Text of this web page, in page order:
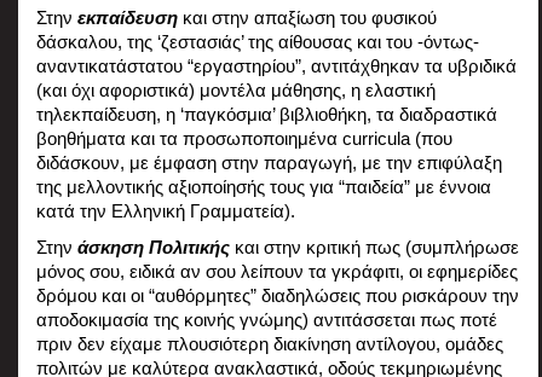
Στην εκπαίδευση και στην απαξίωση του φυσικού
δάσκαλου, της ‘ζεστασιάς’ της αίθουσας και του -όντως-
αναντικατάστατου “εργαστηρίου”, αντιτάχθηκαν τα υβριδικά
(και όχι αφοριστικά) μοντέλα μάθησης, η ελαστική
τηλεκπαίδευση, η ‘παγκόσμια’ βιβλιοθήκη, τα διαδραστικά
βοηθήματα και τα προσωποποιημένα curricula (που
διδάσκουν, με έμφαση στην παραγωγή, με την επιφύλαξη
της μελλοντικής αξιοποίησής τους για “παιδεία” με έννοια
κατά την Ελληνική Γραμματεία).
Στην άσκηση Πολιτικής και στην κριτική πως (συμπλήρωσε
μόνος σου, ειδικά αν σου λείπουν τα γκράφιτι, οι εφημερίδες
δρόμου και οι “αυθόρμητες” διαδηλώσεις που ρισκάρουν την
αποδοκιμασία της κοινής γνώμης) αντιτάσσεται πως ποτέ
πριν δεν είχαμε πλουσιότερη διακίνηση αντίλογου, ομάδες
πολιτών με καλύτερα ανακλαστικά, οδούς τεκμηριωμένης